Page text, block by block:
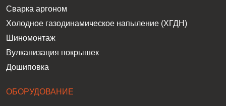
Сварка аргоном
Холодное газодинамическое напыление (ХГДН)
Шиномонтаж
Вулканизация покрышек
Дошиповка
ОБОРУДОВАНИЕ